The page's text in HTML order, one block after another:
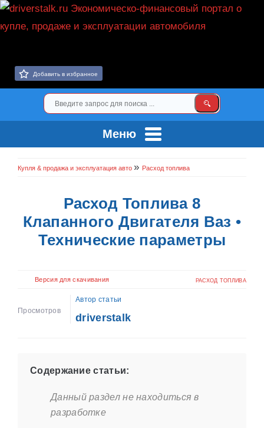
Добавить в избранное
Меню
Купля & продажа и эксплуатация авто » Расход топлива
Расход Топлива 8
Клапанного Двигателя Ваз •
Технические параметры
Версия для скачивания РАСХОД ТОПЛИВА
Просмотров
Автор статьи
driverstalk
Содержание статьи:
Данный раздел не находиться в
разработке